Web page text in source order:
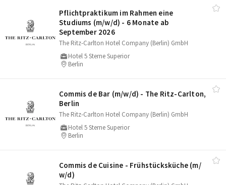
Pflichtpraktikum im Rahmen eine
Studiums (m/​w/​d) - 6 Monate ab
September 2026
The Ritz-Carlton Hotel Company (Berlin) GmbH
Hotel 5 Sterne Superior
Berlin
Commis de Bar (m/​w/​d) - The Ritz-Carlton,
Berlin
The Ritz-Carlton Hotel Company (Berlin) GmbH
Hotel 5 Sterne Superior
Berlin
Commis de Cuisine - Frühstücksküche (m/​
w/​d)